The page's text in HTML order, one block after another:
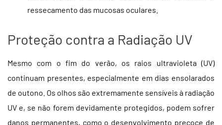
ressecamento das mucosas oculares.
Proteção contra a Radiação UV
Mesmo com o fim do verão, os raios ultravioleta (UV)
continuam presentes, especialmente em dias ensolarados
de outono. Os olhos são extremamente sensíveis à radiação
UV e, se não forem devidamente protegidos, podem sofrer
danos permanentes, como o desenvolvimento precoce de